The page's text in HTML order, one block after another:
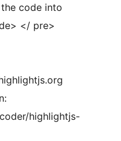
code into
</ pre>
highlightjs-